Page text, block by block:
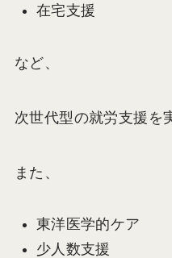
在宅支援
など、
次世代型の就労支援を
また、
東洋医学的ケア
少人数支援